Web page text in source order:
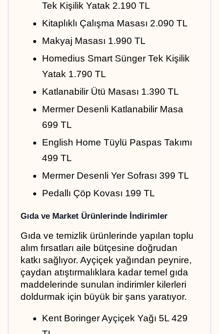
Tek Kişilik Yatak 2.190 TL
Kitaplıklı Çalışma Masası 2.090 TL
Makyaj Masası 1.990 TL
Homedius Smart Sünger Tek Kişilik
Yatak 1.790 TL
Katlanabilir Ütü Masası 1.390 TL
Mermer Desenli Katlanabilir Masa
699 TL
English Home Tüylü Paspas Takımı
499 TL
Mermer Desenli Yer Sofrası 399 TL
Pedallı Çöp Kovası 199 TL
Gıda ve Market Ürünlerinde İndirimler
Gıda ve temizlik ürünlerinde yapılan toplu
alım fırsatları aile bütçesine doğrudan
katkı sağlıyor. Ayçiçek yağından peynire,
çaydan atıştırmalıklara kadar temel gıda
maddelerinde sunulan indirimler kilerleri
doldurmak için büyük bir şans yaratıyor.
Kent Boringer Ayçiçek Yağı 5L 429